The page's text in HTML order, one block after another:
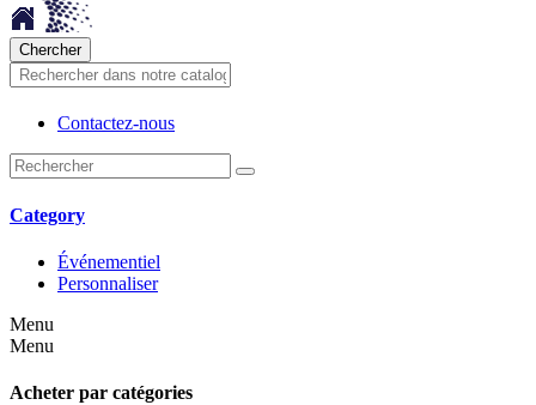
Chercher
Contactez-nous
Category
Événementiel
Personnaliser
Menu
Menu
Acheter par catégories